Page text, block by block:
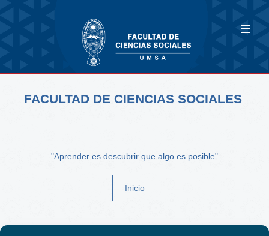
FACULTAD DE CIENCIAS SOCIALES
"Aprender es descubrir que algo es posible"
Inicio